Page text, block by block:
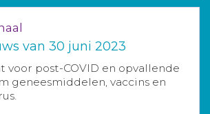
van 30 juni 2023
voor post-COVID en opvallende
geneesmiddelen, vaccins en